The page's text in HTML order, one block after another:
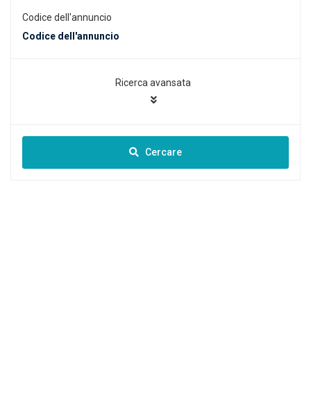
Codice dell'annuncio
Ricerca avansata
Cercare